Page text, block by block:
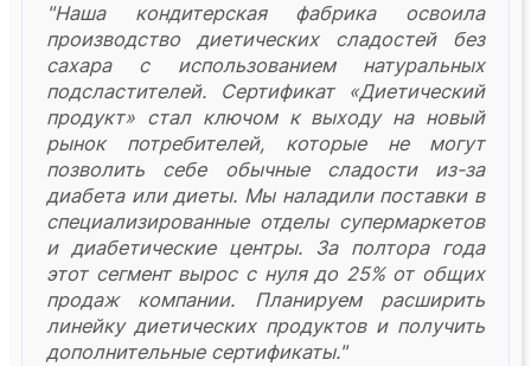
"Наша кондитерская фабрика освоила
производство диетических сладостей без
сахара с использованием натуральных
подсластителей. Сертификат «Диетический
продукт» стал ключом к выходу на новый
рынок потребителей, которые не могут
позволить себе обычные сладости из-за
диабета или диеты. Мы наладили поставки в
специализированные отделы супермаркетов
и диабетические центры. За полтора года
этот сегмент вырос с нуля до 25% от общих
продаж компании. Планируем расширить
линейку диетических продуктов и получить
дополнительные сертификаты."